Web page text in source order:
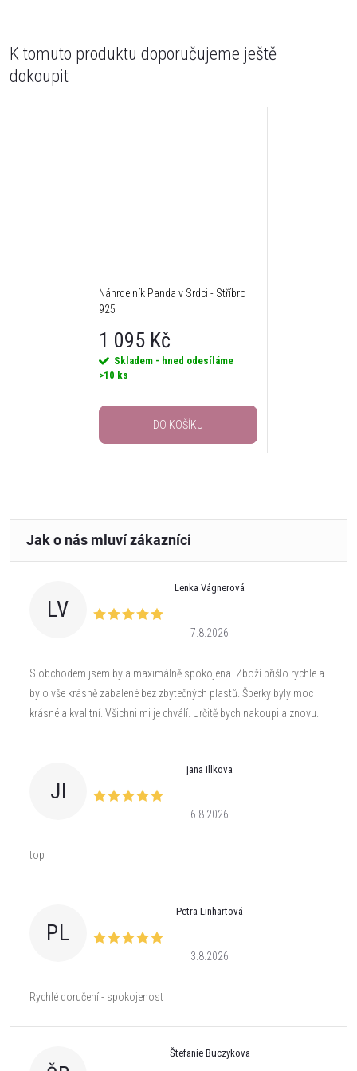
K tomuto produktu doporučujeme ještě
dokoupit
Náhrdelník Panda v Srdci - Stříbro
925
1 095 Kč
Skladem - hned odesíláme
>10 ks
DO KOŠÍKU
LV
Lenka Vágnerová
7.8.2026
S obchodem jsem byla maximálně spokojena. Zboží přišlo rychle a
bylo vše krásně zabalené bez zbytečných plastů. Šperky byly moc
krásné a kvalitní. Všichni mi je chválí. Určitě bych nakoupila znovu.
JI
jana illkova
6.8.2026
top
PL
Petra Linhartová
3.8.2026
Rychlé doručení - spokojenost
Štefanie Buczykova